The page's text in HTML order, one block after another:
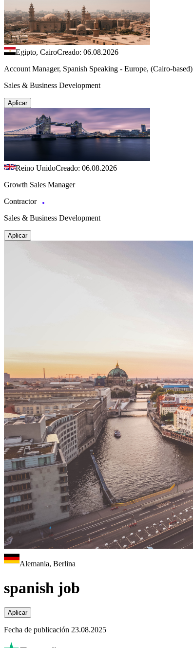
Egipto, CairoCreado: 06.08.2026
Account Manager, Spanish Speaking - Europe, (Cairo-based)
Sales & Business Development
Aplicar
Reino UnidoCreado: 06.08.2026
Growth Sales Manager
Contractor
Sales & Business Development
Aplicar
Alemania, Berlina
spanish job
Aplicar
Fecha de publicación 23.08.2025